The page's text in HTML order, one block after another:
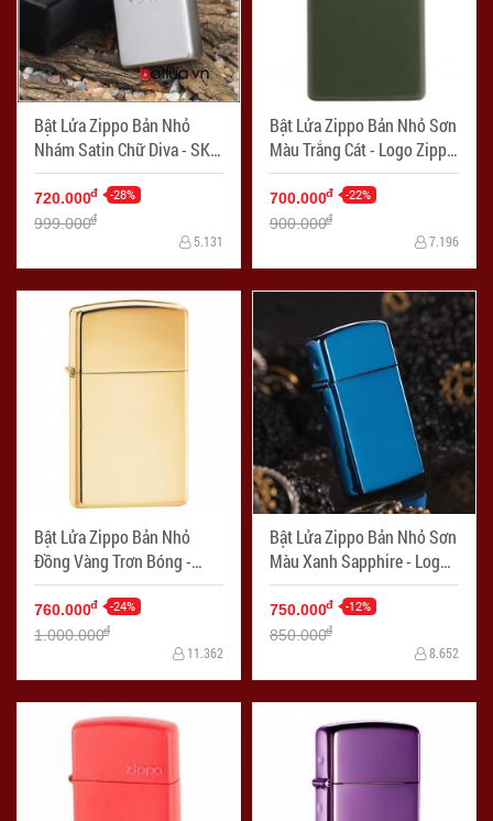
Bật Lửa Zippo Bản Nhỏ
Nhám Satin Chữ Diva - SKU
24573 – Zippo Slim Diva
Silver Style - Mã SP:
ZPC1863
720.000đ -28%
999.000đ
5.131
Bật Lửa Zippo Bản Nhỏ Sơn
Màu Trắng Cát - Logo Zippo
SKU 1627ZL- Zippo Slim®
Green Matte Zippo Logo -
Mã SP: ZPC1735
700.000đ -22%
900.000đ
7.196
Bật Lửa Zippo Bản Nhỏ
Đồng Vàng Trơn Bóng -
SKU 1654B – Zippo Slim
High Polish Brass - Mã SP:
ZPC1394
760.000đ -24%
1.000.000đ
11.362
Bật Lửa Zippo Bản Nhỏ Sơn
Màu Xanh Sapphire - Logo
Zippo SKU 20494 – Zippo
Slim Sapphire - Mã SP:
ZPC1332
750.000đ -12%
850.000đ
8.652